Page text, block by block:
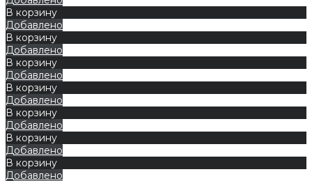
В корзину
Добавлено
В корзину
Добавлено
В корзину
Добавлено
В корзину
Добавлено
В корзину
Добавлено
В корзину
Добавлено
В корзину
Добавлено